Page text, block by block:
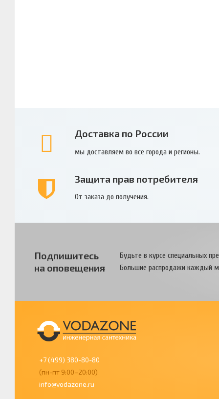
Доставка по России
мы доставляем во все города и регионы.
Защита прав потребителя
От заказа до получения.
Подпишитесь
на оповещения
Будьте в курсе специальных
Большие распродажи каждый
+7 (499) 380-80-80
(пн-пт 9:00–20:00)
info@vodazone.ru